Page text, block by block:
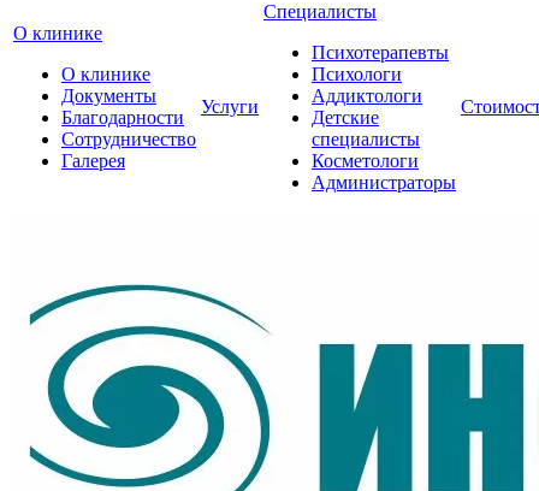
О клинике
О клинике
Документы
Благодарности
Сотрудничество
Галерея
Услуги
Специалисты
Психотерапевты
Психологи
Аддиктологи
Детские
специалисты
Косметологи
Администраторы